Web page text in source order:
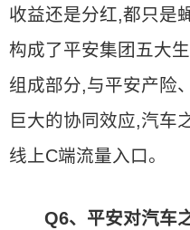
收益还是分红,都只是
构成了平安集团五大
组成部分,与平安产险
巨大的协同效应,汽车
线上C端流量入口。
Q6、平安对汽车